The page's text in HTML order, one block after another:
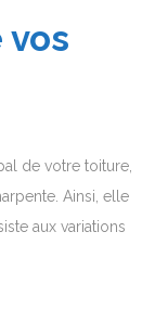
vos
de votre toiture,
Ainsi, elle
aux variations